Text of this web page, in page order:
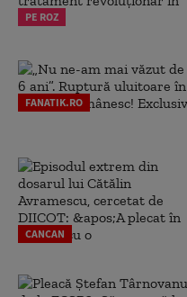
PE ROZ
FANATIK.RO
CANCAN